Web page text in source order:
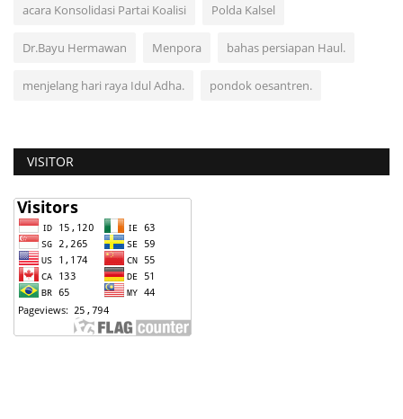
acara Konsolidasi Partai Koalisi Polda Kalsel
Dr.Bayu Hermawan Menpora bahas persiapan Haul.
menjelang hari raya Idul Adha. pondok oesantren.
VISITOR